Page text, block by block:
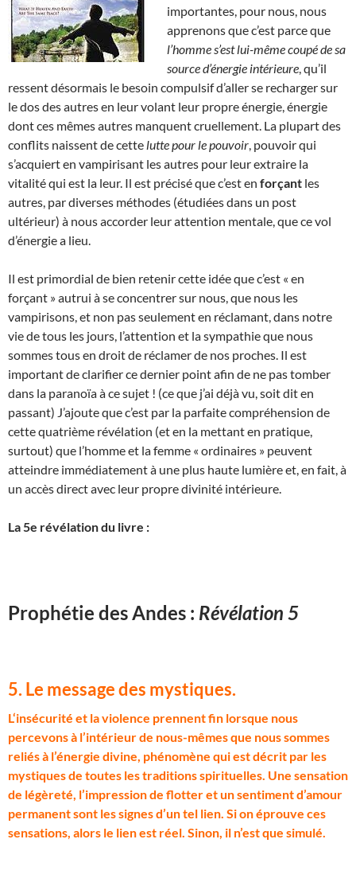
importantes, pour nous, nous
apprenons que c’est parce que
l’homme s’est lui-même coupé de sa
source d’énergie intérieure , qu’il
ressent désormais le besoin compulsif d’aller se recharger sur
le dos des autres en leur volant leur propre énergie, énergie
dont ces mêmes autres manquent cruellement. La plupart des
conflits naissent de cette lutte pour le pouvoir , pouvoir qui
s’acquiert en vampirisant les autres pour leur extraire la
vitalité qui est la leur. Il est précisé que c’est en forçant les
autres, par diverses méthodes (étudiées dans un post
ultérieur) à nous accorder leur attention mentale, que ce vol
d’énergie a lieu.
Il est primordial de bien retenir cette idée que c’est « en
forçant » autrui à se concentrer sur nous, que nous les
vampirisons, et non pas seulement en réclamant, dans notre
vie de tous les jours, l’attention et la sympathie que nous
sommes tous en droit de réclamer de nos proches. Il est
important de clarifier ce dernier point afin de ne pas tomber
dans la paranoïa à ce sujet ! (ce que j’ai déjà vu, soit dit en
passant) J’ajoute que c’est par la parfaite compréhension de
cette quatrième révélation (et en la mettant en pratique,
surtout) que l’homme et la femme « ordinaires » peuvent
atteindre immédiatement à une plus haute lumière et, en fait, à
un accès direct avec leur propre divinité intérieure.
La 5e révélation du livre :
Prophétie des Andes : Révélation 5
5. Le message des mystiques.
L‘insécurité et la violence prennent fin lorsque nous
percevons à l’intérieur de nous-mêmes que nous sommes
reliés à l’énergie divine, phénomène qui est décrit par les
mystiques de toutes les traditions spirituelles. Une sensation
de légèreté, l’impression de flotter et un sentiment d’amour
permanent sont les signes d’un tel lien. Si on éprouve ces
sensations, alors le lien est réel. Sinon, il n’est que simulé.